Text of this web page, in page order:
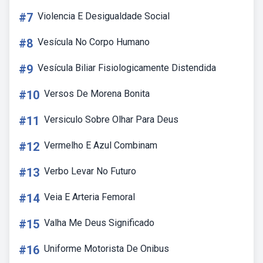
#7 Violencia E Desigualdade Social
#8 Vesícula No Corpo Humano
#9 Vesícula Biliar Fisiologicamente Distendida
#10 Versos De Morena Bonita
#11 Versiculo Sobre Olhar Para Deus
#12 Vermelho E Azul Combinam
#13 Verbo Levar No Futuro
#14 Veia E Arteria Femoral
#15 Valha Me Deus Significado
#16 Uniforme Motorista De Onibus